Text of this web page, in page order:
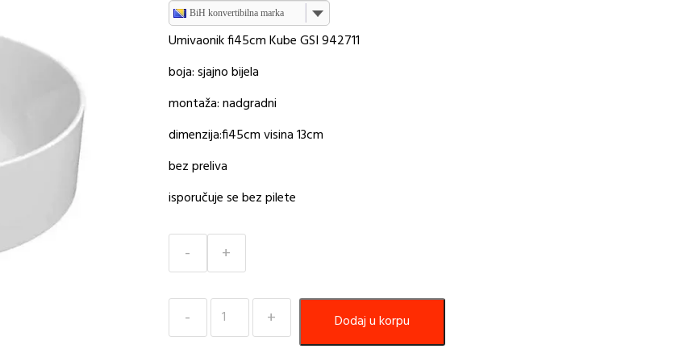
BiH konvertibilna marka
Umivaonik fi45cm Kube GSI 942711
boja: sjajno bijela
montaža: nadgradni
dimenzija:fi45cm visina 13cm
bez preliva
isporučuje se bez pilete
Umivaonik
fi45cm
Dodaj u korpu